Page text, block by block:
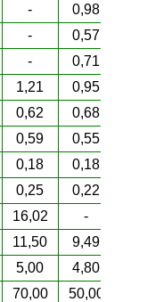
- 0,98
- 0,57
- 0,71
1,21 0,95
0,62 0,68
0,59 0,55
0,18 0,18
0,25 0,22
16,02 -
11,50 9,49
5,00 4,80
70,00 50,00